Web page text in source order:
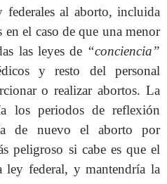
federales al aborto, incluida
el caso de que una menor
las leyes de “conciencia”
y resto del personal
o realizar abortos. La
los periodos de reflexión
de nuevo el aborto por
peligroso si cabe es que el
ley federal, y mantendría la